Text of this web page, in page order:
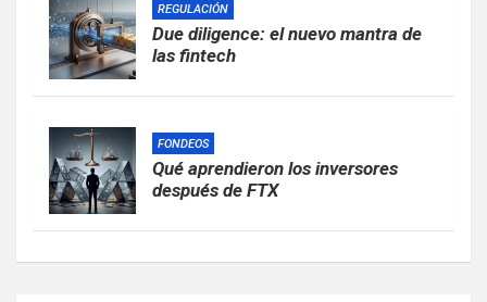
REGULACIÓN
Due diligence: el nuevo mantra de
las fintech
FONDEOS
Qué aprendieron los inversores
después de FTX